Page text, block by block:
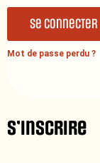
Se connecter
Mot de passe perdu ?
S’inscrire